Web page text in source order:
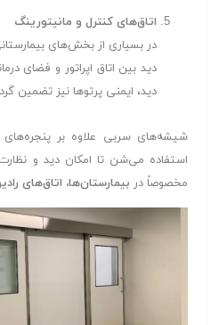
اتاق‌های کنترل و مانیتورینگ
در بسیاری از بخش‌های
دید بین اتاق اپراتور و
دید، ایمنی پرتوها نیز تضمین
شیشه‌های سربی علاوه بر
استفاده می‌شن تا امکان دید و
مخصوصاً در بیمارستان‌ها، اتاق‌های